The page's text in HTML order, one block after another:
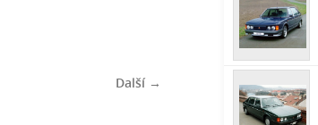
Další →